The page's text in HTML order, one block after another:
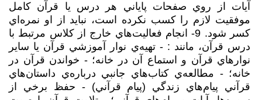
آيات از روي صفحات پاياني هر درس يا قرآن كامل
موفقيت لازم را كسب نكرده است، نبايد از او نمره‌اي
كسر شود. 9- انجام فعاليت‌هاي خارج از كلاس مرتبط با
درس قرآن، مانند : - تهيه‌ي نوار آموزشي قرآن يا ساير
نوارهاي قرآن و استماع آن در خانه؛ - خواندن قرآن در
خانه؛ - مطالعه‌ي كتاب‌هاي جانبي درباره‌ي داستان‌هاي
قرآني‌ پيام‌هاي زندگي (پيام قرآني) - حفظ برخي از